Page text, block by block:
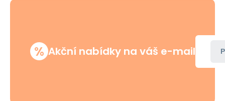
% Akční nabídky na váš e-mail